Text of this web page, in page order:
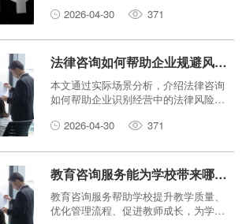
2026-04-30
371
法律咨询如何帮助企业规避风险？
本文通过实际场景分析，介绍法律咨询
如何帮助企业识别经营中的法律风险，
2026-04-30
371
教育咨询服务能为学校带来哪些实际价值？
教育咨询服务帮助学校提升教学质量、
优化管理流程、促进教师成长，为学校